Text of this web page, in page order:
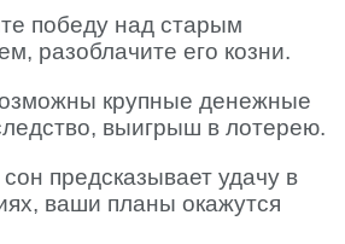
победу над старым
разоблачите его козни.
крупные денежные
выигрыш в лотерею.
сон предсказывает удачу в
ваши планы окажутся